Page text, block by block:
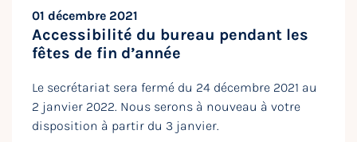
01 décembre 2021
Accessibilité du bureau pendant les
fêtes de fin d’année
Le secrétariat sera fermé du 24 décembre 2021 au
2 janvier 2022. Nous serons à nouveau à votre
disposition à partir du 3 janvier.